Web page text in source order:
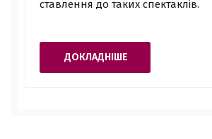
ставлення до таких спектаклів.
ДОКЛАДНІШЕ